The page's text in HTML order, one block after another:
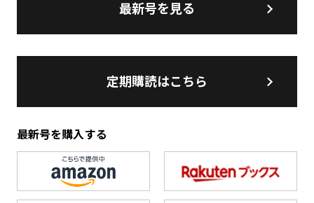
最新号を見る
定期購読はこちら
最新号を購入する